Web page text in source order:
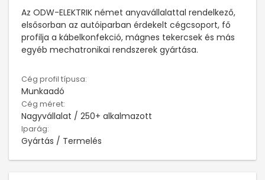
Az ODW-ELEKTRIK német anyavállalattal rendelkező,
elsősorban az autóiparban érdekelt cégcsoport, fő
profilja a kábelkonfekció, mágnes tekercsek és más
egyéb mechatronikai rendszerek gyártása.
Cég profil típusa:
Munkaadó
Cég méret:
Nagyvállalat / 250+ alkalmazott
Iparág:
Gyártás / Termelés